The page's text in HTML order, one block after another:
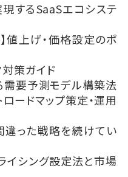
するSaaSエコシステ
値上げ・価格設定のポ
策ガイド
需要予測モデル構築法
ードマップ策定・運用
違った戦略を続けてい
イシング設定法と市場